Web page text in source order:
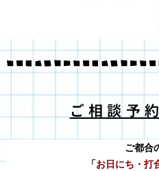
ご相談予
ご都合
「 お日にち・打